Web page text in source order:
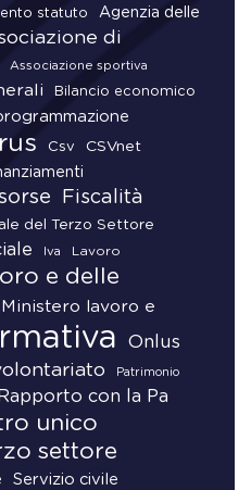
statuto
Agenzia delle
di
Associazione sportiva
Bilancio economico
Csv CSVnet
Fiscalità
del Terzo Settore
Iva Lavoro
e delle
Ministero lavoro e
Onlus
Patrimonio
Rapporto con la Pa
unico
settore
Servizio civile